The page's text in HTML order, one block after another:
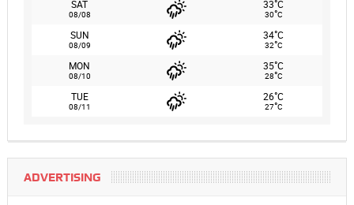
SAT
08/08
33°C
30°C
SUN
08/09
34°C
32°C
MON
08/10
35°C
28°C
TUE
08/11
26°C
27°C
ADVERTISING